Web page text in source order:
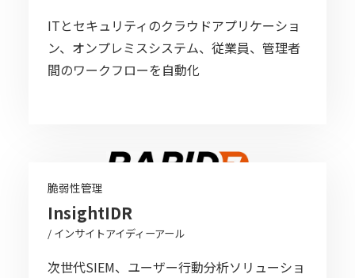
ITとセキュリティのクラウドアプリケーショ
ン、オンプレミスシステム、従業員、管理者
間のワークフローを自動化
脆弱性管理
InsightIDR
/ インサイトアイディーアール
次世代SIEM、ユーザー行動分析ソリューショ